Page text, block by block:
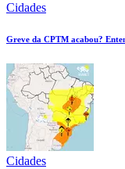
Cidades
Greve da CPTM acabou?
Cidades